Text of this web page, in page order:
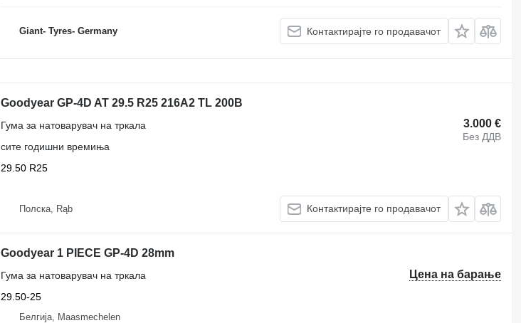
Giant- Tyres- Germany Контактирајте го продавачот
Goodyear GP-4D AT 29.5 R25 216A2 TL 200B
3.000 €
Без ДДВ
Гума за натоварувач на тркала
сите годишни времиња
29.50 R25
Полска, Rąb Контактирајте го продавачот
Goodyear 1 PIECE GP-4D 28mm
Цена на барање
Гума за натоварувач на тркала
29.50-25
Белгија, Maasmechelen